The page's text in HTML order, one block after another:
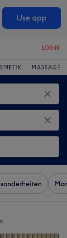
Use app
LOGIN
MASSAGE